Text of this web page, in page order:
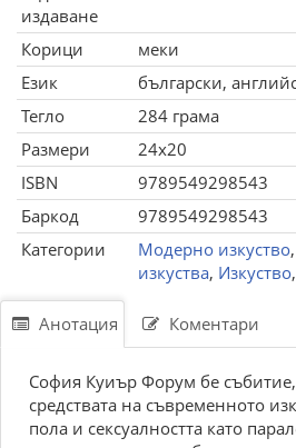
издаване
Корици
меки
Език
български,
Тегло
284 грама
Размери
24x20
ISBN
9789549298543
Баркод
9789549298543
Категории
Модерно изкуство,
изкуства, Изкуство,
Анотация Коментари
София Куиър Форум бе събитие,
средствата на съвременното
пола и сексуалността като